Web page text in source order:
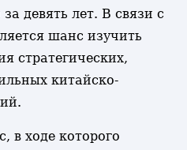
девять лет. В связи с
шанс изучить
стратегических,
китайско-
в ходе которого